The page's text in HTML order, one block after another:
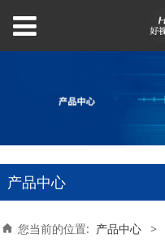
产品中心
您当前的位置: 产品中心 >